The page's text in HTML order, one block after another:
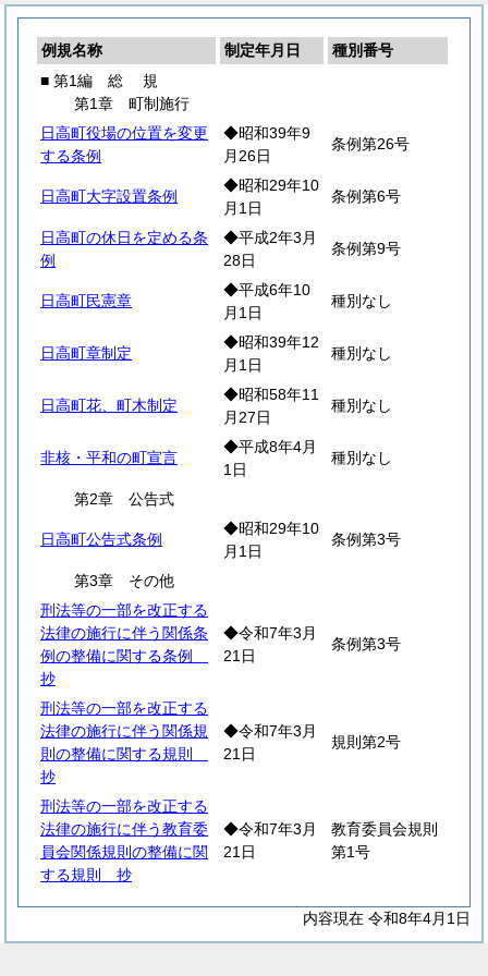
例規名称 制定年月日
種別番号
■ 第1編 総 規
第1章 町制施行
日高町役場の位置を変更
する条例
◆昭和39年9
月26日
条例第26号
日高町大字設置条例
◆昭和29年10
月1日
条例第6号
日高町の休日を定める条
例
◆平成2年3月
28日
条例第9号
日高町民憲章
◆平成6年10
月1日
種別なし
日高町章制定
◆昭和39年12
月1日
種別なし
日高町花、町木制定
◆昭和58年11
月27日
種別なし
非核・平和の町宣言
◆平成8年4月
1日
種別なし
第2章 公告式
日高町公告式条例
◆昭和29年10
月1日
条例第3号
第3章 その他
刑法等の一部を改正する
法律の施行に伴う関係条
例の整備に関する条例
抄
◆令和7年3月
21日
条例第3号
刑法等の一部を改正する
法律の施行に伴う関係規
則の整備に関する規則
抄
◆令和7年3月
21日
規則第2号
刑法等の一部を改正する
法律の施行に伴う教育委
員会関係規則の整備に関
する規則 抄
◆令和7年3月
21日
教育委員会規則
第1号
内容現在 令和8年4月1日